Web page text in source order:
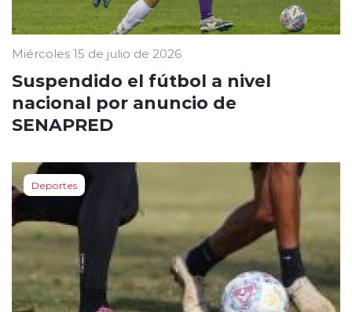
Miércoles 15 de julio de 2026
Suspendido el fútbol a nivel
nacional por anuncio de
SENAPRED
Deportes